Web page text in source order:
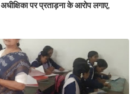
पर प्रताड़ना के आरोप लगाए,